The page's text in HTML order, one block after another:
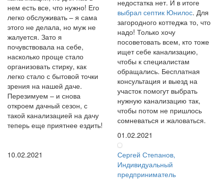
нем есть все, что нужно! Его
легко обслуживать – я сама
этого не делала, но муж не
жалуется. Зато я
почувствовала на себе,
насколько проще стало
организовать стирку, как
легко стало с бытовой точки
зрения на нашей даче.
Перезимуем – и снова
откроем дачный сезон, с
такой канализацией на дачу
теперь еще приятнее ездить!
10.02.2021
недостатка нет. И в итоге
выбрал септик Юнилос. Для
загородного коттеджа то, что
надо! Только хочу
посоветовать всем, кто тоже
ищет себе канализацию,
чтобы к специалистам
обращались. Бесплатная
консультация и выезд на
участок помогут выбрать
нужную канализацию так,
чтобы потом не пришлось
сомневаться и жаловаться.
01.02.2021
Сергей Степанов,
Индивидуальный
предприниматель